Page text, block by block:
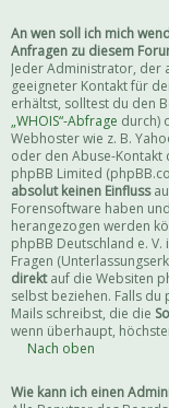
An wen soll ich mich
Anfragen zu diesem
Jeder Administrator, der
geeigneter Kontakt für
erhältst, solltest du den
„WHOIS“-Abfrage durch)
Webhoster wie z. B.
oder den Abuse-Kontakt
phpBB Limited
absolut keinen Einfluss
Forensoftware haben
herangezogen werden
phpBB Deutschland e.
Fragen
direktauf die Websiten
selbst beziehen. Falls du
Mails schreibst, die die
wenn überhaupt,
Nach oben
Wie kann ich einen